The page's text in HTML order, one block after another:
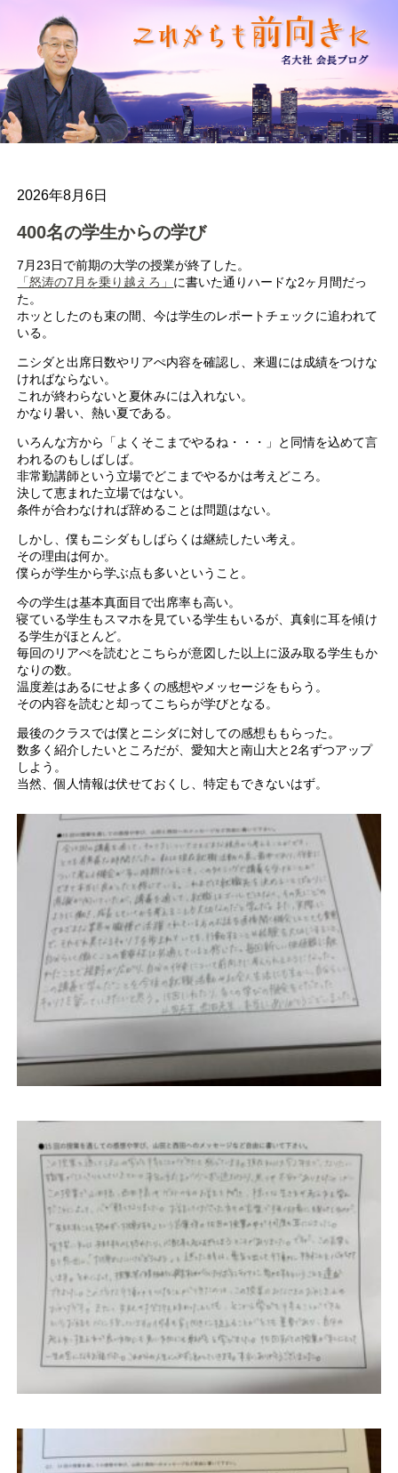
2026年8月6日
400名の学生からの学び
7月23日で前期の大学の授業が終了した。
「怒涛の7月を乗り越えろ」 に書いた通りハードな2ヶ月間だっ
た。
ホッとしたのも束の間、今は学生のレポートチェックに追われて
いる。
ニシダと出席日数やリアぺ内容を確認し、来週には成績をつけな
ければならない。
これが終わらないと夏休みには入れない。
かなり暑い、熱い夏である。
いろんな方から「よくそこまでやるね・・・」と同情を込めて言
われるのもしばしば。
非常勤講師という立場でどこまでやるかは考えどころ。
決して恵まれた立場ではない。
条件が合わなければ辞めることは問題はない。
しかし、僕もニシダもしばらくは継続したい考え。
その理由は何か。
僕らが学生から学ぶ点も多いということ。
今の学生は基本真面目で出席率も高い。
寝ている学生もスマホを見ている学生もいるが、真剣に耳を傾け
る学生がほとんど。
毎回のリアぺを読むとこちらが意図した以上に汲み取る学生もか
なりの数。
温度差はあるにせよ多くの感想やメッセージをもらう。
その内容を読むと却ってこちらが学びとなる。
最後のクラスでは僕とニシダに対しての感想ももらった。
数多く紹介したいところだが、愛知大と南山大と2名ずつアップ
しよう。
当然、個人情報は伏せておくし、特定もできないはず。